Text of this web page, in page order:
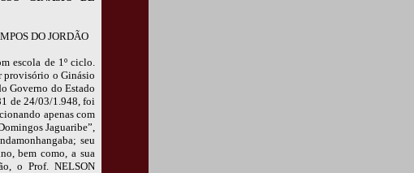
DO JORDÃO
escola de 1º ciclo.
provisório o Ginásio
Governo do Estado
de 24/03/1.948, foi
apenas com
Jaguaribe”,
seu
bem como, a sua
o Prof. NELSON